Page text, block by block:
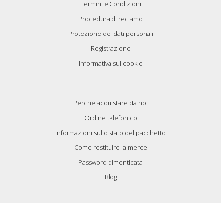
Termini e Condizioni
Procedura di reclamo
Protezione dei dati personali
Registrazione
Informativa sui cookie
Perché acquistare da noi
Ordine telefonico
Informazioni sullo stato del pacchetto
Come restituire la merce
Password dimenticata
Blog